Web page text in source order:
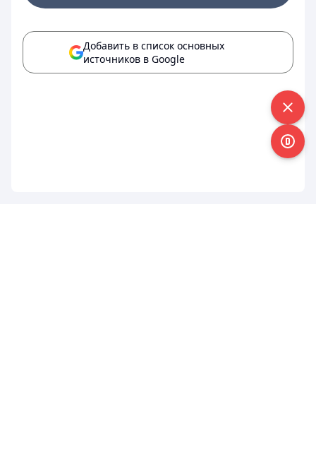
Добавить в список основных
источников в Google